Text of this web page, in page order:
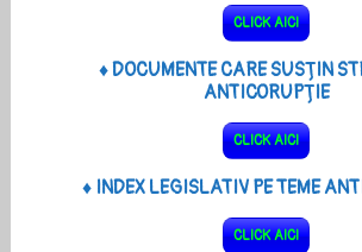
CLICK AICI
♦ DOCUMENTE CARE SUSȚIN
ANTICORUPȚIE
CLICK AICI
♦ INDEX LEGISLATIV PE TEME
CLICK AICI